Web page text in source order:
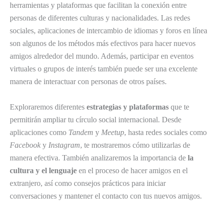
herramientas y plataformas que facilitan la conexión entre
personas de diferentes culturas y nacionalidades. Las redes
sociales, aplicaciones de intercambio de idiomas y foros en línea
son algunos de los métodos más efectivos para hacer nuevos
amigos alrededor del mundo. Además, participar en eventos
virtuales o grupos de interés también puede ser una excelente
manera de interactuar con personas de otros países.
Exploraremos diferentes estrategias y plataformas que te
permitirán ampliar tu círculo social internacional. Desde
aplicaciones como Tandem y Meetup, hasta redes sociales como
Facebook y Instagram, te mostraremos cómo utilizarlas de
manera efectiva. También analizaremos la importancia de la
cultura y el lenguaje en el proceso de hacer amigos en el
extranjero, así como consejos prácticos para iniciar
conversaciones y mantener el contacto con tus nuevos amigos.